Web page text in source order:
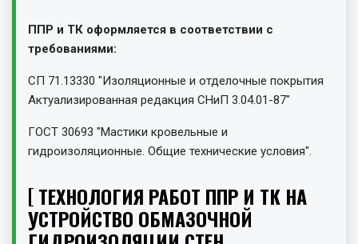
ППР и ТК оформляется в соответствии с
требованиями:
СП 71.13330 "Изоляционные и отделочные покрытия
Актуализированная редакция СНиП 3.04.01-87"
ГОСТ 30693 "Мастики кровельные и
гидроизоляционные. Общие технические условия".
ТЕХНОЛОГИЯ РАБОТ ППР И ТК НА
УСТРОЙСТВО ОБМАЗОЧНОЙ